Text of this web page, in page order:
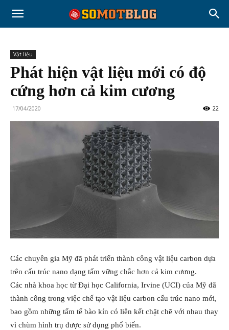
Vật liệu
Phát hiện vật liệu mới có độ
cứng hơn cả kim cương
17/04/2020 22
Các chuyên gia Mỹ đã phát triển thành công vật liệu carbon dựa
trên cấu trúc nano dạng tấm vững chắc hơn cả kim cương.
Các nhà khoa học từ Đại học California, Irvine (UCI) của Mỹ đã
thành công trong việc chế tạo vật liệu carbon cấu trúc nano mới,
bao gồm những tấm tế bào kín có liên kết chặt chẽ với nhau thay
vì chùm hình trụ được sử dụng phổ biến.